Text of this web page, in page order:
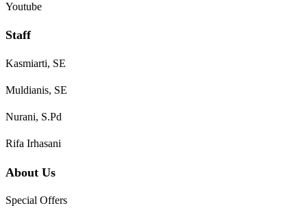
Youtube
Staff
Kasmiarti, SE
Muldianis, SE
Nurani, S.Pd
Rifa Irhasani
About Us
Special Offers